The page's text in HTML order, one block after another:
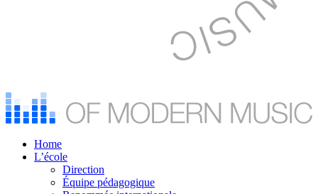
Home
L’école
Direction
Équipe pédagogique